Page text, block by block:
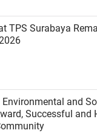
TPS Surabaya
Environmental and
Successful and